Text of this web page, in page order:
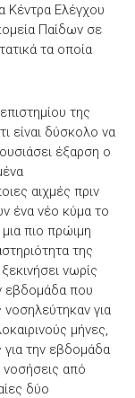
Κέντρα Ελέγχου
Παίδων σε
τα οποία
της
είναι δύσκολο να
έξαρση ο
αιχμές πριν
ένα νέο κύμα το
πιο πρώιμη
της
νωρίς
εβδομάδα που
για
μήνες,
για την εβδομάδα
από
δύο